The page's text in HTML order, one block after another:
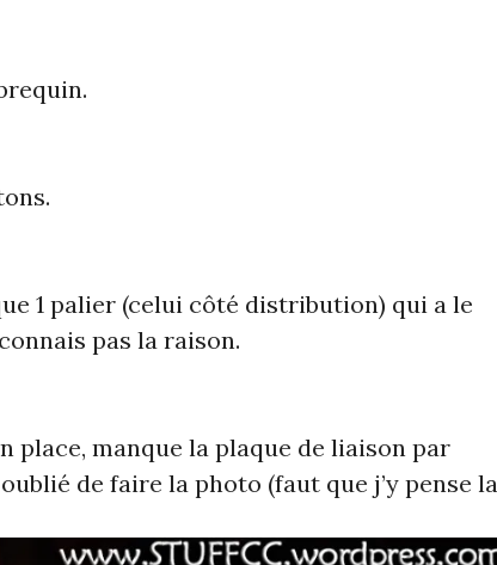
1 palier (celui côté distribution) qui a le
pas la raison.
place, manque la plaque de liaison par
oublié de faire la photo (faut que j’y pense la